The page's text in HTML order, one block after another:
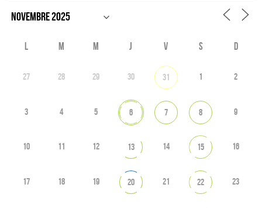
L M M J V S D
27 28 29 30 31 1 2
3 4 5 6 7 8 9
10 11 12 13 14 15 16
17 18 19 20 21 22 23